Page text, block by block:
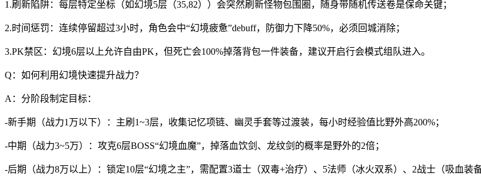
1.刷新陷阱：每层特定坐标（如幻境5层（35,82））会突然刷新怪物包围圈，随身带随机传送卷是保命关键；
2.时间惩罚：连续停留超过3小时，角色会中“幻境疲惫”debuff，防御力下降50%，必须回城消除；
3.PK禁区：幻境6层以上允许自由PK，但死亡会100%掉落背包一件装备，建议开启行会模式组队进入。
Q：如何利用幻境快速提升战力？
A：分阶段制定目标：
-新手期（战力1万以下）：主刷1~3层，收集记忆项链、幽灵手套等过渡装，每小时经验值比野外高200%；
-中期（战力3~5万）：攻克6层BOSS“幻境血魔”，掉落血饮剑、龙纹剑的概率是野外的2倍；
-后期（战力8万以上）：锁定10层“幻境之主”，需配置3道士（双毒+治疗）、5法师（冰火双系）、2战士（吸血装